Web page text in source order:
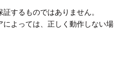
するものではありません。
よっては、正しく動作しない場